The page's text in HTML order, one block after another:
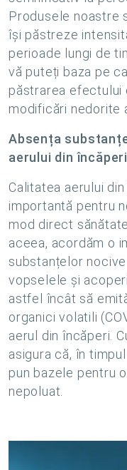
Produsele noastre
își păstreze
perioade lungi de
vă puteți baza pe
păstrarea efectului
modificări nedorite
Absența
aerului din încăperi
Calitatea aerului
importantă pentru
mod direct
aceea, acordăm o
substanțelor
vopselele și
astfel încât să
organici volatili
aerul din încăperi.
asigura că, în
pun bazele pentru
nepoluat.